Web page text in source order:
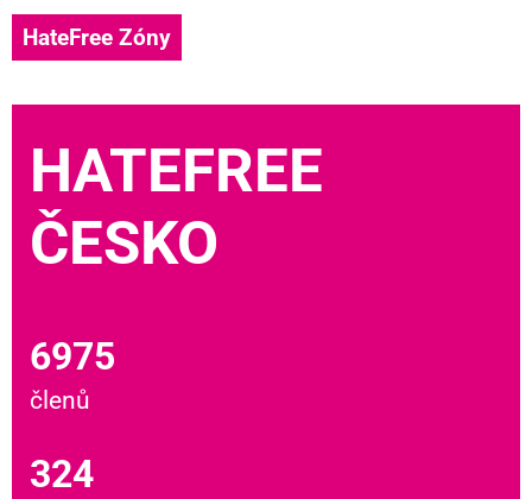
HateFree Zóny
HATEFREE
ČESKO
6975
členů
324